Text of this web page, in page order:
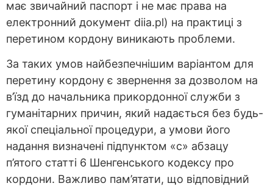
має звичайний паспорт і не має права на
електронний документ diia.pl) на практиці з
перетином кордону виникають проблеми.
За таких умов найбезпечнішим варіантом для
перетину кордону є звернення за дозволом на
в’їзд до начальника прикордонної служби з
гуманітарних причин, який надається без будь-
якої спеціальної процедури, а умови його
надання визначені підпунктом «с» абзацу
п’ятого статті 6 Шенгенського кодексу про
кордони. Важливо пам’ятати, що відповідний